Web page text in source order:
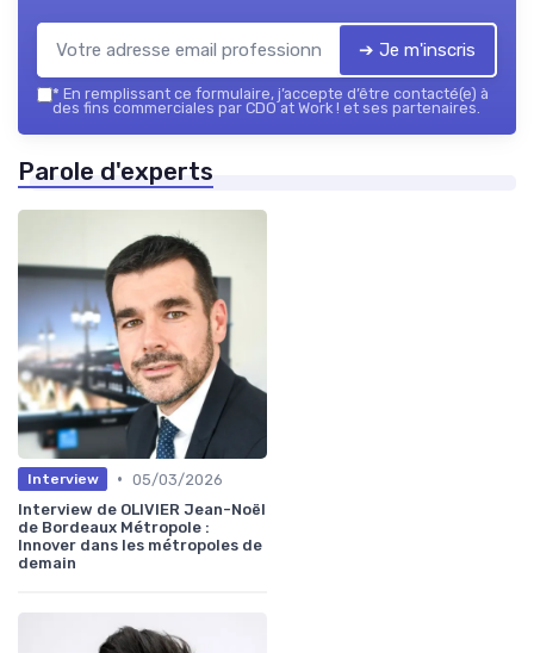
➔ Je m'inscris
* En remplissant ce formulaire, j’accepte d’être contacté(e) à
des fins commerciales par CDO at Work ! et ses partenaires.
Parole d'experts
Interview • 05/03/2026
Interview de OLIVIER Jean-Noël
de Bordeaux Métropole :
Innover dans les métropoles de
demain